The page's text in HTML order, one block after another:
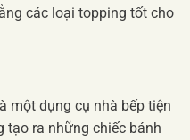
các loại topping tốt cho
một dụng cụ nhà bếp tiện
tạo ra những chiếc bánh